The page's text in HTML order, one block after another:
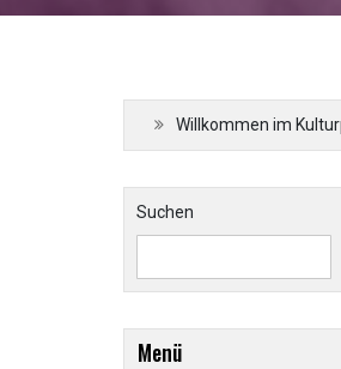
Willkommen im
Suchen
Menü